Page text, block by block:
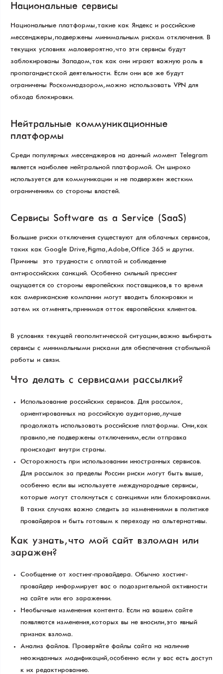
Национальные сервисы
Национальные платформы, такие как Яндекс и российские
мессенджеры, подвержены минимальным рискам отключения. В
текущих условиях маловероятно, что эти сервисы будут
заблокированы Западом, так как они играют важную роль в
пропагандистской деятельности. Если они все же будут
ограничены Роскомнадзором, можно использовать VPN для
обхода блокировки.
Нейтральные коммуникационные
платформы
Среди популярных мессенджеров на данный момент Telegram
является наиболее нейтральной платформой. Он широко
используется для коммуникации и не подвержен жестким
ограничениям со стороны властей.
Сервисы Software as a Service (SaaS)
Большие риски отключения существуют для облачных сервисов,
таких как Google Drive, Figma, Adobe, Office 365 и других.
Причины — это трудности с оплатой и соблюдение
антироссийских санкций. Особенно сильный прессинг
ощущается со стороны европейских поставщиков, в то время
как американские компании могут вводить блокировки и
затем их отменять, принимая отток европейских клиентов.
В условиях текущей геополитической ситуации, важно выбирать
сервисы с минимальными рисками для обеспечения стабильной
работы и связи.
Что делать с сервисами рассылки?
Использование российских сервисов. Для рассылок,
ориентированных на российскую аудиторию, лучше
продолжать использовать российские платформы. Они, как
правило, не подвержены отключениям, если отправка
происходит внутри страны.
Осторожность при использовании иностранных сервисов.
Для рассылок за пределы России риски могут быть выше,
особенно если вы используете международные сервисы,
которые могут столкнуться с санкциями или блокировками.
В таких случаях важно следить за изменениями в политике
провайдеров и быть готовым к переходу на альтернативы.
Как узнать, что мой сайт взломан или
заражен?
Сообщение от хостинг-провайдера. Обычно хостинг-
провайдер информирует вас о подозрительной активности
на сайте или его заражении.
Необычные изменения контента. Если на вашем сайте
появляются изменения, которых вы не вносили, это явный
признак взлома.
Анализ файлов. Проверяйте файлы сайта на наличие
неожиданных модификаций, особенно если у вас есть доступ
к их редактированию.